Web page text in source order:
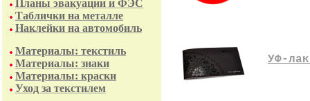
Планы эвакуации и ФЭС
Таблички на металле
Наклейки на автомобиль
Материалы: текстиль
Материалы: знаки
Материалы: краски
Уход за текстилем
УФ-